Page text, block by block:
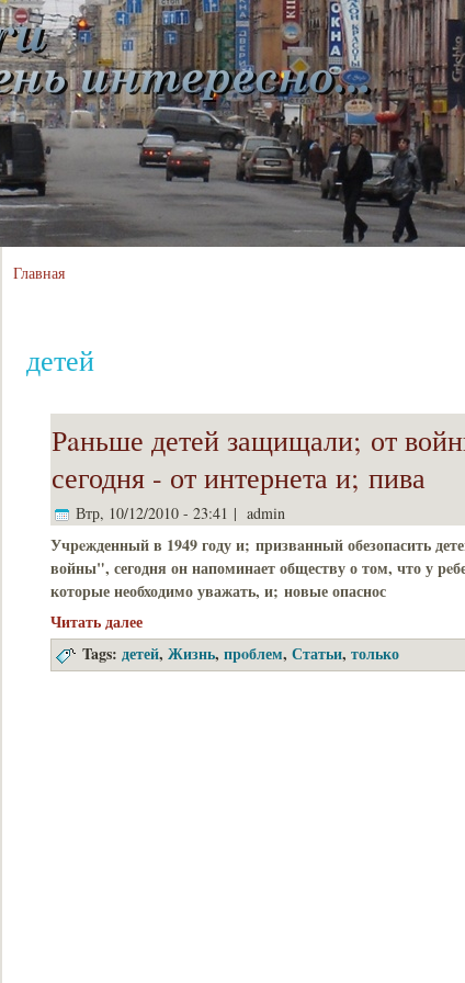
Главная
детей
Рaньше детей защищали; от
сегодня - от интернета и; пива
Втр, 10/12/2010 - 23:41 | admin
Учpeжденный в 1949 году и; призвaнный обезопасить
войны", сегодня он напоминает обществу о том, что у
которые необходимо уважать, и; новые опаснос
Читать далее
Tags: детей, Жизнь, пpoблем, Статьи, только